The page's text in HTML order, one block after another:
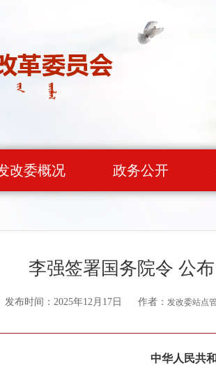
改委概况 政务公开
李强签署国务院令 公
发布时间：2025年12月17日 作者： 发改委站点
中华人民共